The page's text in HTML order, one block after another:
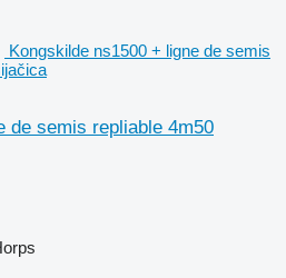
Kongskilde ns1500 + ligne de semis
de semis repliable 4m50